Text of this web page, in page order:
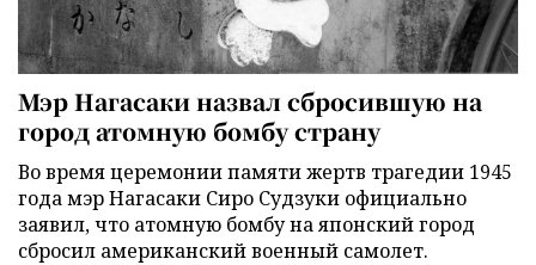
Мэр Нагасаки назвал сбросившую на
город атомную бомбу страну
Во время церемонии памяти жертв трагедии 1945
года мэр Нагасаки Сиро Судзуки официально
заявил, что атомную бомбу на японский город
сбросил американский военный самолет.